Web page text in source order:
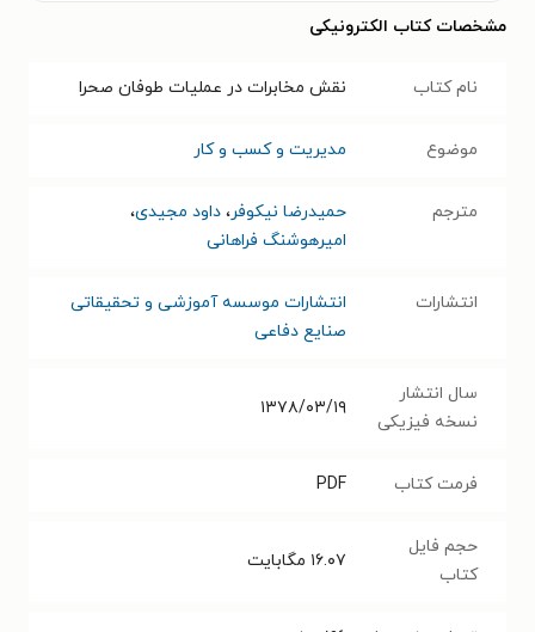
مشخصات کتاب الکترونیکی
نام کتاب نقش مخابرات در عملیات طوفان صحرا
موضوع مدیریت و کسب و کار
مترجم حمیدرضا نیکوفر، داود مجیدی،
امیرهوشنگ فراهانی
انتشارات
انتشارات موسسه آموزشی و تحقیقاتی
صنایع دفاعی
سال انتشار
نسخه فیزیکی
۱۳۷۸/۰۳/۱۹
فرمت کتاب PDF
حجم فایل
کتاب
۱۶.۰۷ مگابایت